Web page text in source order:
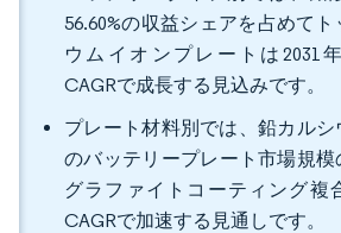
56.60%の収益シェアを占めて
ウムイオンプレートは2031
CAGRで成長する見込みです。
プレート材料別では、鉛カルシ
のバッテリープレート市場規模
グラファイトコーティング複
CAGRで加速する見通しです。